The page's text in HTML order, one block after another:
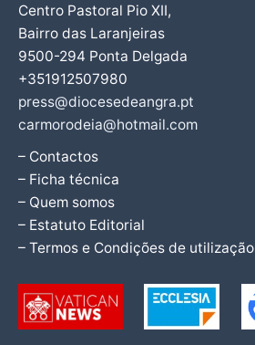
Centro Pastoral Pio XII,
Bairro das Laranjeiras
9500-294 Ponta Delgada
+351912507980
press@diocesedeangra.pt
carmorodeia@hotmail.com
– Contactos
– Ficha técnica
– Quem somos
– Estatuto Editorial
– Termos e Condições de utilização